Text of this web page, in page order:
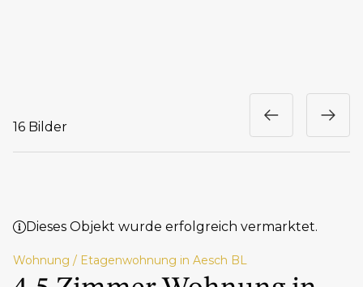
16 Bilder
Dieses Objekt wurde erfolgreich vermarktet.
Wohnung / Etagenwohnung in Aesch BL